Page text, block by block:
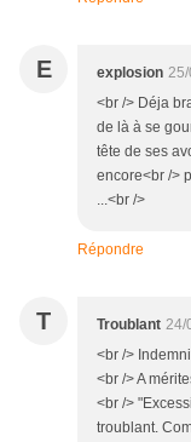
E explosion
<br /> Déja
de là à se
tête de ses
encore<br />
...<br />
Répondre
T Troublant 24/
<br />
<br /> A
<br />
troublant.